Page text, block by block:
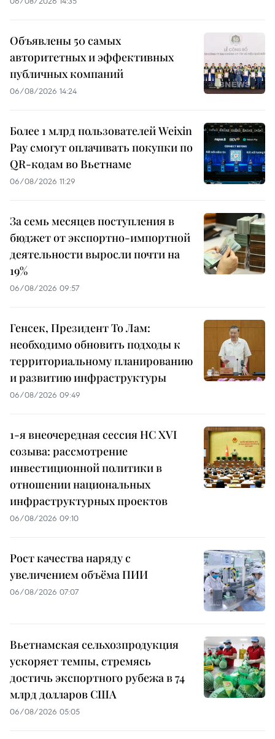
Объявлены 50 самых
авторитетных и эффективных
публичных компаний
06/08/2026 14:24
Более 1 млрд пользователей Weixin
Pay смогут оплачивать покупки по
QR-кодам во Вьетнаме
06/08/2026 11:29
За семь месяцев поступления в
бюджет от экспортно-импортной
деятельности выросли почти на
19%
06/08/2026 09:57
Генсек, Президент То Лам:
необходимо обновить подходы к
территориальному планированию
и развитию инфраструктуры
06/08/2026 09:49
1-я внеочередная сессия НС XVI
созыва: рассмотрение
инвестиционной политики в
отношении национальных
инфраструктурных проектов
06/08/2026 09:10
Рост качества наряду с
увеличением объёма ПИИ
06/08/2026 07:07
Вьетнамская сельхозпродукция
ускоряет темпы, стремясь
достичь экспортного рубежа в 74
млрд долларов США
06/08/2026 05:05